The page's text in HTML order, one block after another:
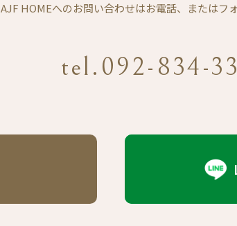
AJF HOMEへのお問い合わせはお電話、またはフ
tel.092-834-